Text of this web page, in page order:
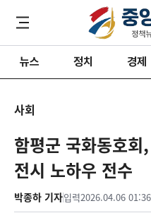
뉴스 정치 경제
사회
함평군 국화동호
전시 노하우 전수
박종하 기자입력2026.04.06 01:36